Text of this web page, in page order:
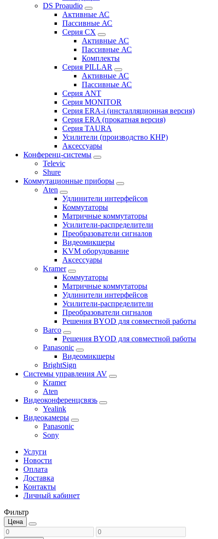
DS Proaudio
Активные АС
Пассивные АС
Серия CX
Активные АС
Пассивные АС
Комплекты
Серия PILLAR
Активные АС
Пассивные АС
Серия ANT
Серия MONITOR
Серия ERA-i (инсталляционная версия)
Серия ERA (прокатная версия)
Серия TAURA
Усилители (производство КНР)
Аксессуары
Конференц-системы
Televic
Shure
Коммутационные приборы
Aten
Удлинители интерфейсов
Коммутаторы
Матричные коммутаторы
Усилители-распределители
Преобразователи сигналов
Видеомикшеры
KVM оборудование
Аксессуары
Kramer
Коммутаторы
Матричные коммутаторы
Удлинители интерфейсов
Усилители-распределители
Преобразователи сигналов
Решения BYOD для совместной работы
Barco
Решения BYOD для совместной работы
Panasonic
Видеомикшеры
BrightSign
Системы управления AV
Kramer
Aten
Видеоконференцсвязь
Yealink
Видеокамеры
Panasonic
Sony
Услуги
Новости
Оплата
Доставка
Контакты
Личный кабинет
Фильтр
Цена